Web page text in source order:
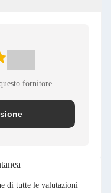
fornitore
di tutte le valutazioni